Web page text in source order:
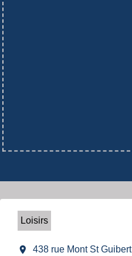
Loisirs
location_on
438 rue Mont St Guibert